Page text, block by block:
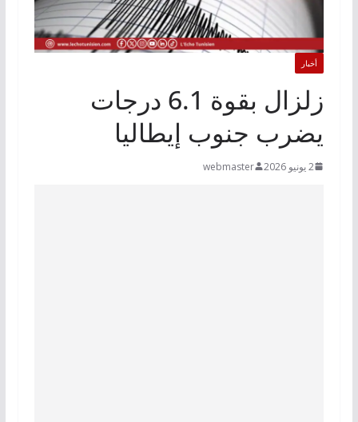
أخبار
زلزال بقوة 6.1 درجات
يضرب جنوب إيطاليا
2 يونيو 2026 webmaster